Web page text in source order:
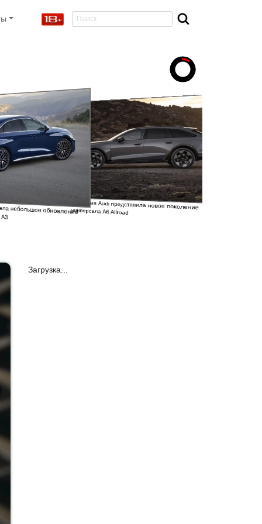
небольшое обновление
A3
Компания Audi представила новое поколение
универсала A6 Allroad
Загрузка...